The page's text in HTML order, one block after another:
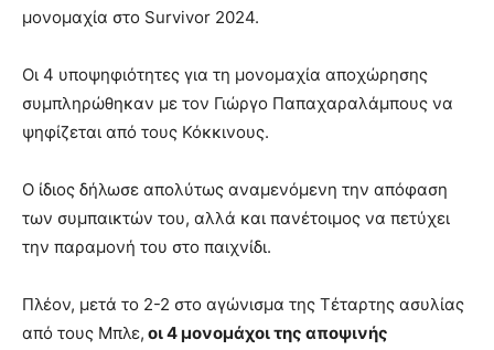
μονομαχία στο Survivor 2024.
Οι 4 υποψηφιότητες για τη μονομαχία αποχώρησης
συμπληρώθηκαν με τον Γιώργο Παπαχαραλάμπους να
ψηφίζεται από τους Κόκκινους.
Ο ίδιος δήλωσε απολύτως αναμενόμενη την απόφαση
των συμπαικτών του, αλλά και πανέτοιμος να πετύχει
την παραμονή του στο παιχνίδι.
Πλέον, μετά το 2-2 στο αγώνισμα της Τέταρτης ασυλίας
από τους Μπλε, οι 4 μονομάχοι της αποψινής